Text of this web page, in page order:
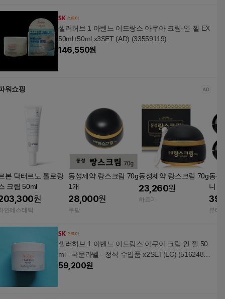
셀러허브 1 아벤느 이드랑스 아쿠아 크림-인-젤 EX
50ml+50ml x3SET (AD) (33559119)
146,550원
워쇼핑
본 닥터르노 톨로랑
크림 50ml
원
얀에스테틱
동성제약 랑스크림 70g
1개
28,000원
쿠팡
동성제약 랑스크림 70g
23,260원
하트미
동성
니
뷰티
셀러허브 1 아벤느 이드랑스 아쿠아 크림 인 젤 50
ml - 국문라벨 - 정식 수입품 x2SET(LC) (5162486
8)
59,200원